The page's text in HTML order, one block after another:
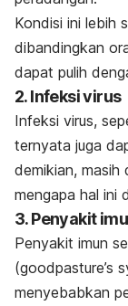
Kondisi ini lebih
dibandingkan
dapat pulih
2. Infeksi virus
Infeksi virus,
ternyata juga
demikian, masih
mengapa hal ini
3. Penyakit
Penyakit imun
(goodpasture’s
menyebabkan